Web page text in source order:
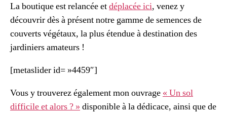
La boutique est relancée etdéplacée ici, venez y
découvrir dès à présent notre gamme de semences de
couverts végétaux, la plus étendue à destination des
jardiniers amateurs !
[metaslider id= »4459″]
Vous y trouverez également mon ouvrage « Un sol
difficile et alors ? » disponible à la dédicace, ainsi que de